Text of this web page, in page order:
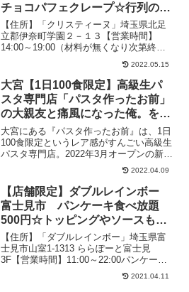
チョコパフェクレープ☆行列の人
気店のメニューも紹介
【住所】「クリスティーヌ」埼玉県北足
立郡伊奈町学園２－１３【営業時間】
14:00～19:00（材料が無くなり次第終
了）定休日：月・火・水・木用駐車場：
なし２０１８．６月（週末）：１４時過
ぎ待ち２０人以上関連：デカ盛りの記事
一覧 関連：デザー...
2022.05.15
大宮【1日100食限定】高級生パ
スタ専門店「パスタ作ったお前」
の大親友と痛風になった俺。を食
べてきた
大宮にある『パスタ作ったお前』は、1日
100食限定というレア感がすんごい高級生
パスタ専門店。2022年3月オープンの新し
いお店ですが、サービス内容やインパク
トのある店名のおかげで気になってる方
も多かったのではないでしょうか？今回
は2つのメニ...
2022.04.09
【店舗限定】ダブルレインボー
富士見市 パンケーキ食べ放題
500円☆トッピングやソースも6
種類完備！！
【住所】「ダブルレインボー」埼玉県富
士見市山室1-1313 ららぽーと富士見
3F【営業時間】11:00～22:00パンケーキ
食べ放題14:00～最終受付17:00定休日：
不定休88席テーブル席、ソファー席駐車
2021.04.11